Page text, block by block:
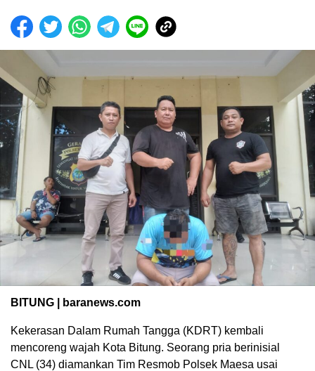
BITUNG | baranews.com
Kekerasan Dalam Rumah Tangga (KDRT) kembali
mencoreng wajah Kota Bitung. Seorang pria berinisial
CNL (34) diamankan Tim Resmob Polsek Maesa usai